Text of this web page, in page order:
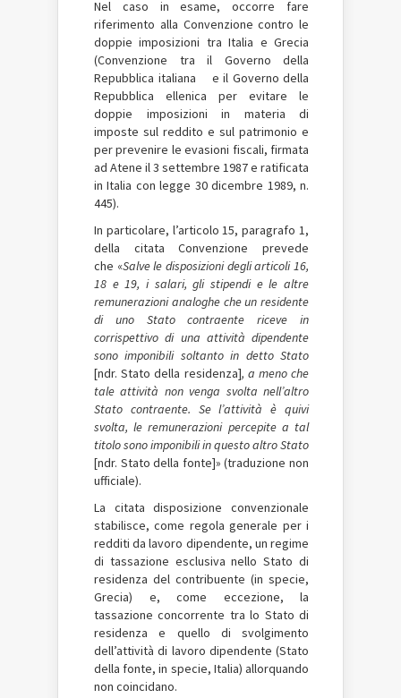
Nel caso in esame, occorre fare
riferimento alla Convenzione contro le
doppie imposizioni tra Italia e Grecia
(Convenzione tra il Governo della
Repubblica italiana e il Governo della
Repubblica ellenica per evitare le
doppie imposizioni in materia di
imposte sul reddito e sul patrimonio e
per prevenire le evasioni fiscali, firmata
ad Atene il 3 settembre 1987 e ratificata
in Italia con legge 30 dicembre 1989, n.
445).
In particolare, l’articolo 15, paragrafo 1,
della citata Convenzione prevede
che «Salve le disposizioni degli articoli 16,
18 e 19, i salari, gli stipendi e le altre
remunerazioni analoghe che un residente
di uno Stato contraente riceve in
corrispettivo di una attività dipendente
sono imponibili soltanto in detto Stato
[ndr. Stato della residenza], a meno che
tale attività non venga svolta nell’altro
Stato contraente. Se l’attività è quivi
svolta, le remunerazioni percepite a tal
titolo sono imponibili in questo altro Stato
[ndr. Stato della fonte]» (traduzione non
ufficiale).
La citata disposizione convenzionale
stabilisce, come regola generale per i
redditi da lavoro dipendente, un regime
di tassazione esclusiva nello Stato di
residenza del contribuente (in specie,
Grecia) e, come eccezione, la
tassazione concorrente tra lo Stato di
residenza e quello di svolgimento
dell’attività di lavoro dipendente (Stato
della fonte, in specie, Italia) allorquando
non coincidano.